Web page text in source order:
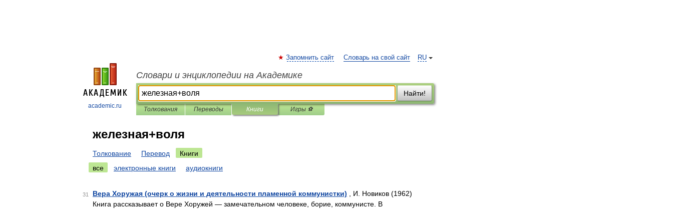
academic.ru
RU
Запомнить сайт Словарь на свой сайт
Словари и энциклопедии на Академике
Найти!
Толкования Переводы Книги Игры ⚽
железная+воля
Толкование Перевод
Книги
все
электронные книги аудиокниги
31 Вера Хоружая (очерк о жизни и деятельности пламенной коммунистки) , И. Новиков (1962)
Книга рассказывает о Вере Хоружей — замечательном человеке, борие, коммунисте. В